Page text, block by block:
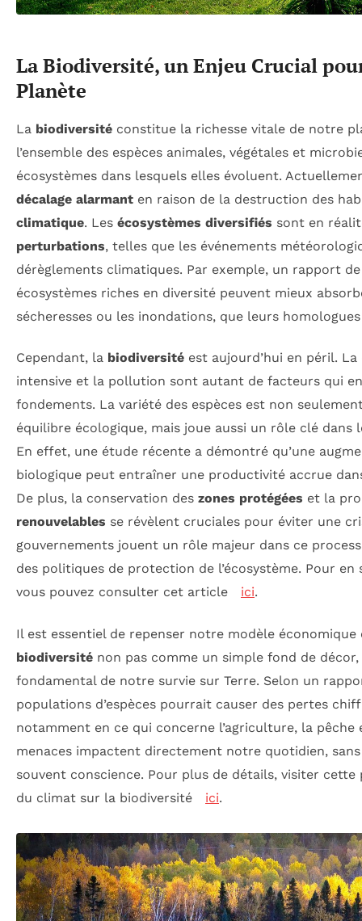
La Biodiversité, un Enjeu Crucial
Planète
La biodiversité constitue la richesse vitale de notre
l’ensemble des espèces animales, végétales et
écosystèmes dans lesquels elles évoluent.
décalage alarmant en raison de la destruction des
climatique. Les écosystèmes diversifiés sont en
perturbations, telles que les événements
dérèglements climatiques. Par exemple, un rapport de
écosystèmes riches en diversité peuvent mieux
sécheresses ou les inondations, que leurs
Cependant, la biodiversité est aujourd’hui en péril.
intensive et la pollution sont autant de facteurs qui
fondements. La variété des espèces est non
équilibre écologique, mais joue aussi un rôle clé dans
En effet, une étude récente a démontré qu’une
biologique peut entraîner une productivité accrue
De plus, la conservation des zones protégées et la
renouvelables se révèlent cruciales pour éviter une
gouvernements jouent un rôle majeur dans ce
des politiques de protection de l’écosystème. Pour
vous pouvez consulter cet article ici.
Il est essentiel de repenser notre modèle
biodiversité non pas comme un simple fond de
fondamental de notre survie sur Terre. Selon un
populations d’espèces pourrait causer des pertes
notamment en ce qui concerne l’agriculture, la pêche
menaces impactent directement notre quotidien,
souvent conscience. Pour plus de détails, visiter cette
du climat sur la biodiversité ici.